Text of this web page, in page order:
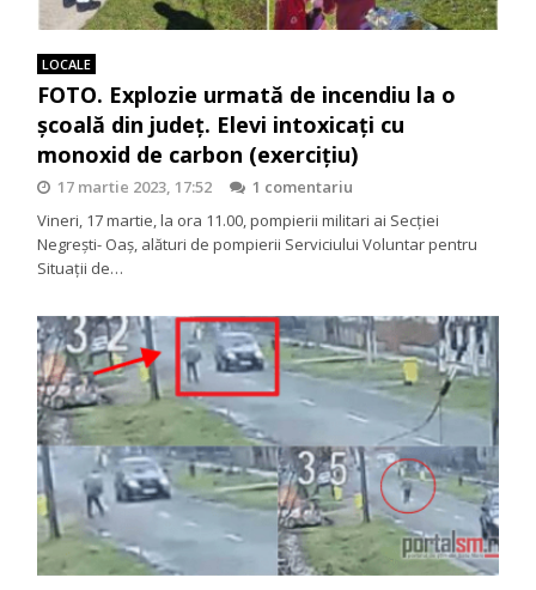
LOCALE
FOTO. Explozie urmată de incendiu la o
școală din județ. Elevi intoxicați cu
monoxid de carbon (exercițiu)
17 martie 2023, 17:52
1 comentariu
Vineri, 17 martie, la ora 11.00, pompierii militari ai Secției
Negrești- Oaș, alături de pompierii Serviciului Voluntar pentru
Situații de…